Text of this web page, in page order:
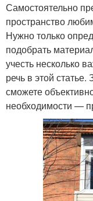
Требования к
Самостоятельно
пространство
Нужно только
подобрать
учесть несколько
речь в этой
сможете
необходимости —